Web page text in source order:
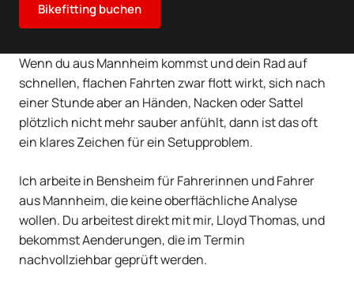
Bikefitting buchen
Wenn du aus Mannheim kommst und dein Rad auf
schnellen, flachen Fahrten zwar flott wirkt, sich nach
einer Stunde aber an Händen, Nacken oder Sattel
plötzlich nicht mehr sauber anfühlt, dann ist das oft
ein klares Zeichen für ein Setupproblem.
Ich arbeite in Bensheim für Fahrerinnen und Fahrer
aus Mannheim, die keine oberflächliche Analyse
wollen. Du arbeitest direkt mit mir, Lloyd Thomas, und
bekommst Aenderungen, die im Termin
nachvollziehbar geprüft werden.